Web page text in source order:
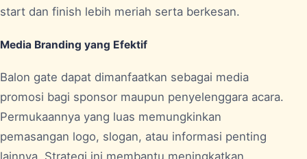
start dan finish lebih meriah serta berkesan.
Media Branding yang Efektif
Balon gate dapat dimanfaatkan sebagai media
promosi bagi sponsor maupun penyelenggara acara.
Permukaannya yang luas memungkinkan
pemasangan logo, slogan, atau informasi penting